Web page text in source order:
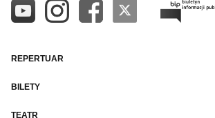
REPERTUAR
BILETY
TEATR